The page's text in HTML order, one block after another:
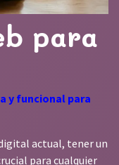
para
y funcional para
actual, tener un
para cualquier